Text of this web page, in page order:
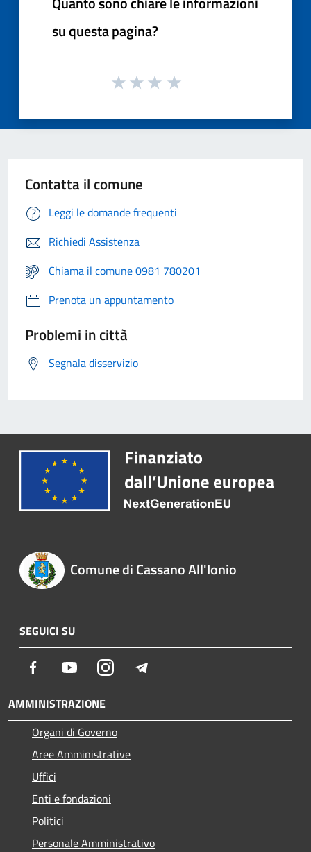
su questa pagina?
Contatta il comune
Leggi le domande frequenti
Richiedi Assistenza
Chiama il comune 0981 780201
Prenota un appuntamento
Problemi in città
Segnala disservizio
Comune di Cassano All'Ionio
SEGUICI SU
Facebook YoutubeInstagram
AMMINISTRAZIONE
Organi di Governo
Aree Amministrative
Uffici
Enti e fondazioni
Politici
Personale Amministrativo